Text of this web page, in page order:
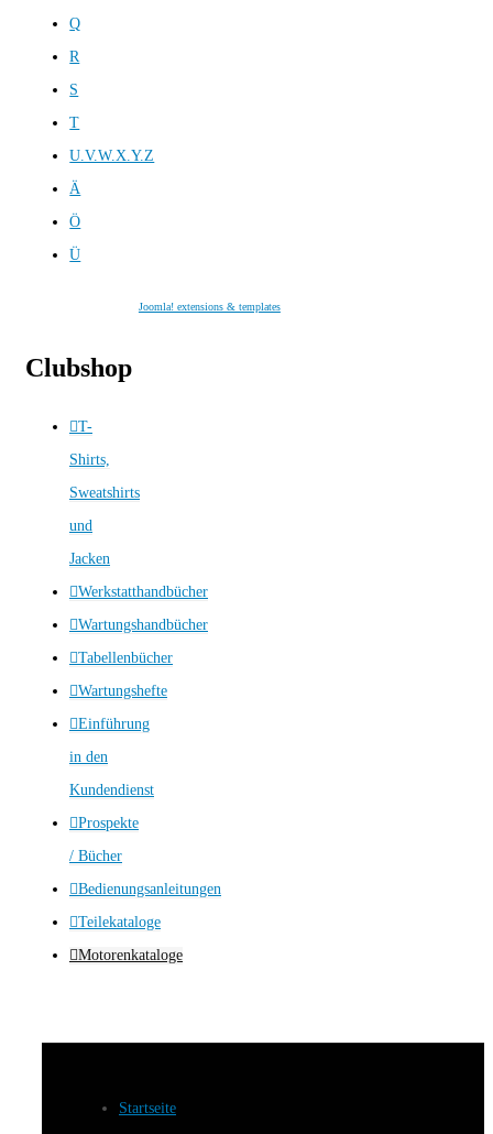
Q
R
S
T
U.V.W.X.Y.Z
Ä
Ö
Ü
Joomla! extensions & templates
Clubshop
T-
Shirts,
Sweatshirts
und
Jacken
Werkstatthandbücher
Wartungshandbücher
Tabellenbücher
Wartungshefte
Einführung
in den
Kundendienst
Prospekte
/ Bücher
Bedienungsanleitungen
Teilekataloge
Motorenkataloge
Startseite